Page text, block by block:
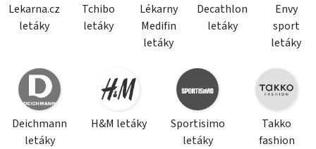
Lekarna.cz
letáky
Tchibo
letáky
Lékarny
Medifin
letáky
Decathlon
letáky
Envy
sport
letáky
Deichmann
letáky
H&M letáky
Sportisimo
letáky
Takko
fashion